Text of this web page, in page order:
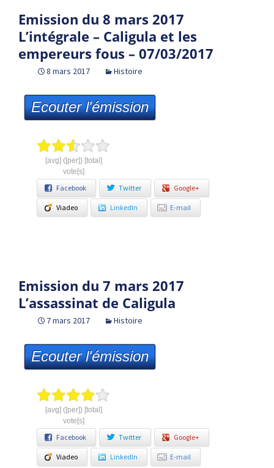
Emission du 8 mars 2017
L’intégrale – Caligula et les
empereurs fous – 07/03/2017
8 mars 2017 Histoire
Ecouter l'émission
[avg] ([per]) [total]
vote[s]
Facebook Twitter Google+
Viadeo LinkedIn E-mail
Emission du 7 mars 2017
L’assassinat de Caligula
7 mars 2017 Histoire
Ecouter l'émission
[avg] ([per]) [total]
vote[s]
Facebook Twitter Google+
Viadeo LinkedIn E-mail